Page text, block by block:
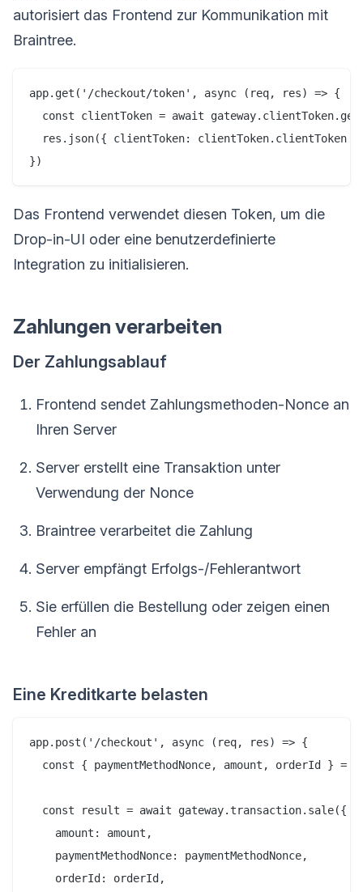
autorisiert das Frontend zur Kommunikation mit
Braintree.
app.get('/checkout/token', async (req, res) => {
const clientToken = await
res.json({ clientToken: clientToken.clientToken
Das Frontend verwendet diesen Token, um die
Drop-in-UI oder eine benutzerdefinierte
Integration zu initialisieren.
Zahlungen verarbeiten
Der Zahlungsablauf
Frontend sendet Zahlungsmethoden-Nonce an
Ihren Server
Server erstellt eine Transaktion unter
Verwendung der Nonce
Braintree verarbeitet die Zahlung
Server empfängt Erfolgs-/Fehlerantwort
Sie erfüllen die Bestellung oder zeigen einen
Fehler an
Eine Kreditkarte belasten
app.post('/checkout', async (req, res) => {
const { paymentMethodNonce, amount, orderId } =
  const result = await gateway.transaction.sale({
    amount: amount,
    paymentMethodNonce: paymentMethodNonce,
    orderId: orderId,